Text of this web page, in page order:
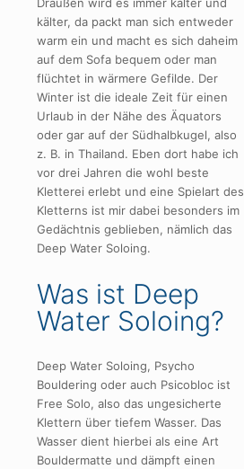
Draußen wird es immer kälter und
kälter, da packt man sich entweder
warm ein und macht es sich daheim
auf dem Sofa bequem oder man
flüchtet in wärmere Gefilde. Der
Winter ist die ideale Zeit für einen
Urlaub in der Nähe des Äquators
oder gar auf der Südhalbkugel, also
z. B. in Thailand. Eben dort habe ich
vor drei Jahren die wohl beste
Kletterei erlebt und eine Spielart des
Kletterns ist mir dabei besonders im
Gedächtnis geblieben, nämlich das
Deep Water Soloing.
Was ist Deep
Water Soloing?
Deep Water Soloing, Psycho
Bouldering oder auch Psicobloc ist
Free Solo, also das ungesicherte
Klettern über tiefem Wasser. Das
Wasser dient hierbei als eine Art
Bouldermatte und dämpft einen